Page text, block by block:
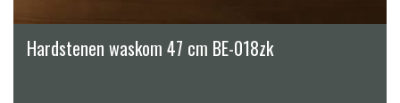
Hardstenen waskom 47 cm BE-018zk